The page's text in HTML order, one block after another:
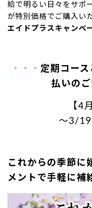
給で明るい日々をサポ
が特別価格でご購入い
エイドプラスキャンペ
・・・ 定期コー
払いのご
【4
～3/19
これからの季節に
メントで手軽に補